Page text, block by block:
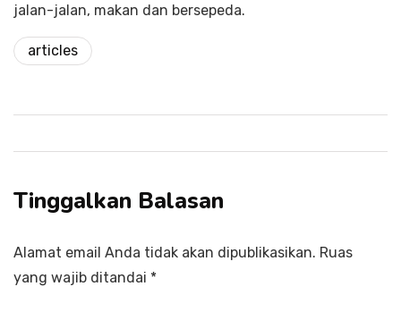
jalan-jalan, makan dan bersepeda.
articles
Tinggalkan Balasan
Alamat email Anda tidak akan dipublikasikan. Ruas
yang wajib ditandai *